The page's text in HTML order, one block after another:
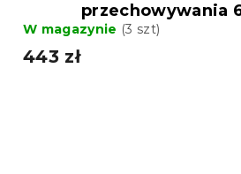
przechowywania
W magazynie (3 szt)
443 zł